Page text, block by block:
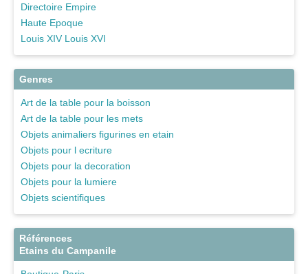
Directoire Empire
Haute Epoque
Louis XIV Louis XVI
Genres
Art de la table pour la boisson
Art de la table pour les mets
Objets animaliers figurines en etain
Objets pour l ecriture
Objets pour la decoration
Objets pour la lumiere
Objets scientifiques
Références
Etains du Campanile